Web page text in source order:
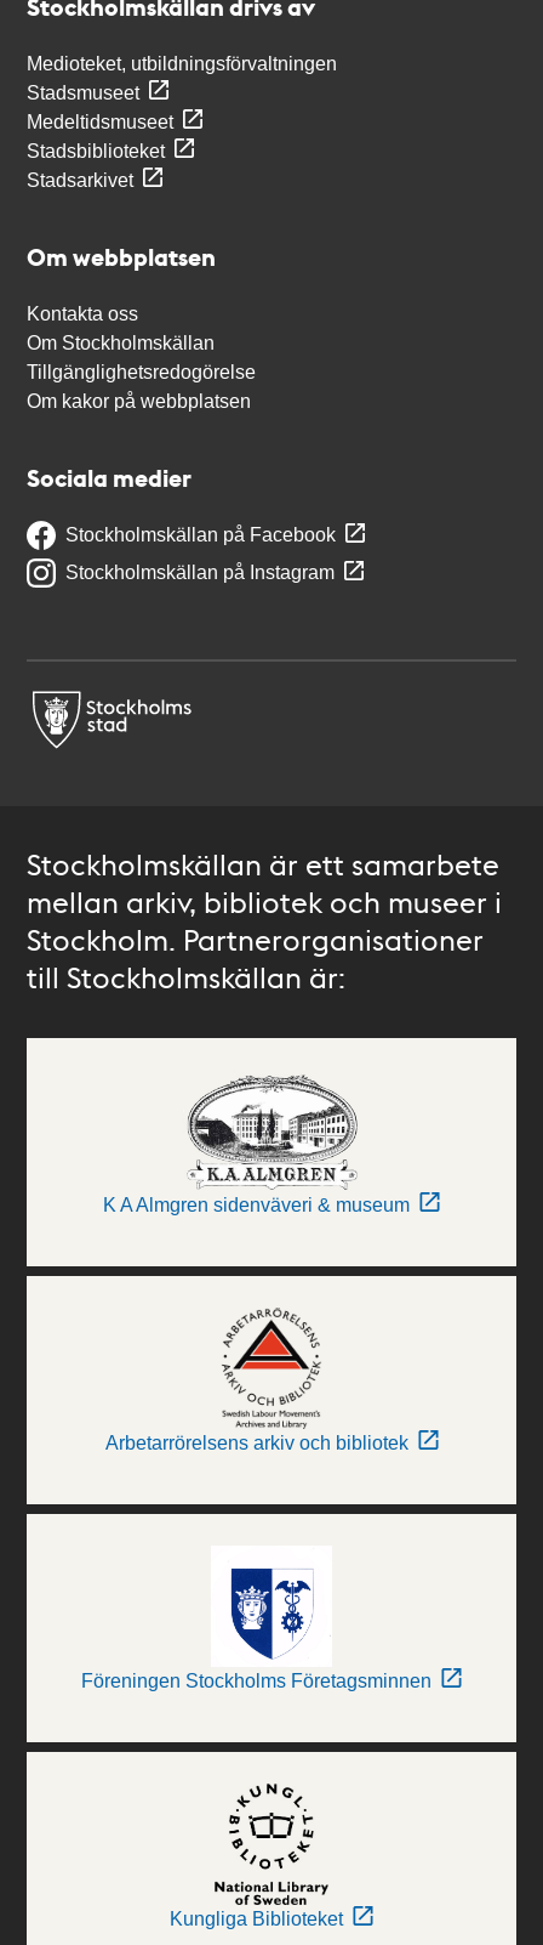
Stockholmskällan drivs av
Medioteket, utbildningsförvaltningen
Stadsmuseet
Medeltidsmuseet
Stadsbiblioteket
Stadsarkivet
Om webbplatsen
Kontakta oss
Om Stockholmskällan
Tillgänglighetsredogörelse
Om kakor på webbplatsen
Sociala medier
Stockholmskällan på Facebook
Stockholmskällan på Instagram
Stockholmskällan är ett samarbete
mellan arkiv, bibliotek och museer i
Stockholm. Partnerorganisationer
till Stockholmskällan är:
K A Almgren sidenväveri & museum
Arbetarrörelsens arkiv och bibliotek
Föreningen Stockholms Företagsminnen
Kungliga Biblioteket